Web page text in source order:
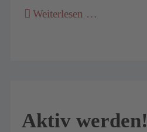
Weiterlesen …
Aktiv werden!